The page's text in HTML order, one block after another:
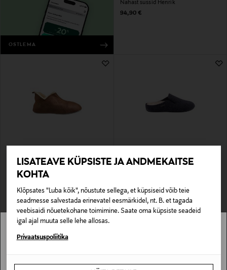
LISATEAVE KÜPSISTE JA ANDMEKAITSE
KOHTA
Klõpsates "Luba kõik", nõustute sellega, et küpsiseid võib teie
seadmesse salvestada erinevatel eesmärkidel, nt. B. et tagada
veebisaidi nõuetekohane toimimine. Saate oma küpsiste seadeid
igal ajal muuta selle lehe allosas.
Privaatsuspoliitika
OSTLEMA
Nahast sussid Henrik
Original Price
94,90 €
SHEPHERD
Sussid Henrik
SHEPHERD
Stockmann pole Sinu riigis saadaval.